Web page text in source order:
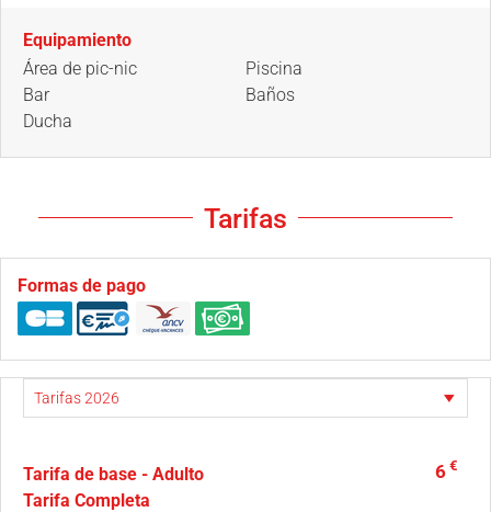
Equipamiento
Área de pic-nic
Bar
Ducha
Piscina
Baños
Tarifas
Formas de pago
Tarifa de base - Adulto
Tarifa Completa
6 €